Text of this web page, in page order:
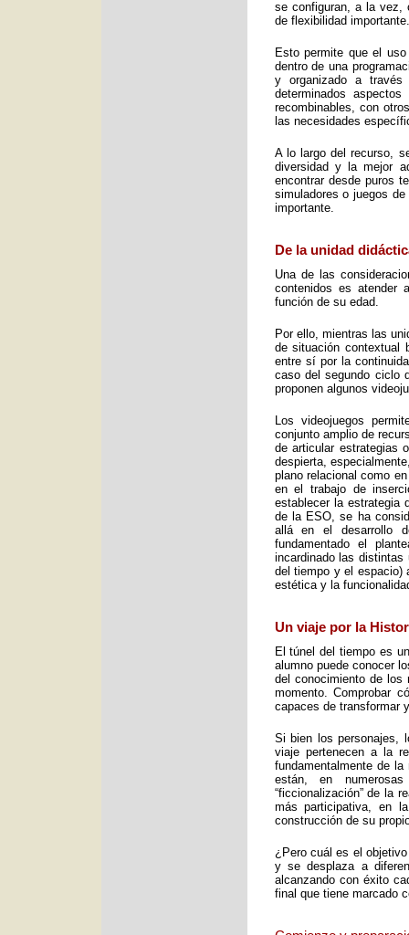
se configuran, a la vez,
de flexibilidad importante.
Esto permite que el
dentro de una
y organizado a
determinados
recombinables, con
las necesidades
A lo largo del recurso,
diversidad y la mejor
encontrar desde puros
simuladores o juegos
importante.
De la unidad
Una de las
contenidos es atender
función de su edad.
Por ello, mientras las
de situación contextual
entre sí por la
caso del segundo ciclo
proponen algunos
Los videojuegos
conjunto amplio de
de articular estrategias
despierta,
plano relacional como
en el trabajo de
establecer la estrategia
de la ESO, se ha
allá en el desarrollo
fundamentado el
incardinado las
del tiempo y el espacio)
estética y la
Un viaje por la
El túnel del tiempo es
alumno puede conocer
del conocimiento de
momento. Comprobar
capaces de transformar
Si bien los personajes,
viaje pertenecen a la
fundamentalmente de
están, en
“ficcionalización” de la
más participativa, en
construcción de su
¿Pero cuál es el
y se desplaza a
alcanzando con éxito
final que tiene marcado